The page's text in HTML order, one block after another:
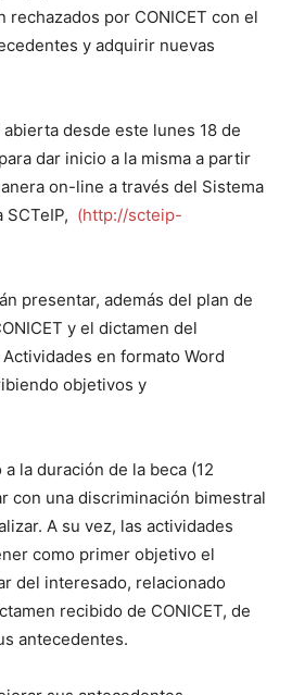
por CONICET con el
y adquirir nuevas
desde este lunes 18 de
dar inicio a la misma a partir
on-line a través del Sistema
(http://scteip-
presentar, además del plan de
y el dictamen del
en formato Word
objetivos y
la duración de la beca (12
con una discriminación bimestral
A su vez, las actividades
como primer objetivo el
del interesado, relacionado
recibido de CONICET, de
antecedentes.